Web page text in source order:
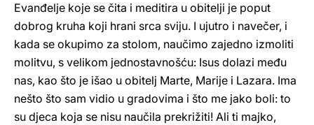
Evanđelje koje se čita i meditira u obitelji je poput
dobrog kruha koji hrani srca sviju. I ujutro i navečer, i
kada se okupimo za stolom, naučimo zajedno izmoliti
molitvu, s velikom jednostavnošću: Isus dolazi među
nas, kao što je išao u obitelj Marte, Marije i Lazara. Ima
nešto što sam vidio u gradovima i što me jako boli: to
su djeca koja se nisu naučila prekrižiti! Ali ti majko,